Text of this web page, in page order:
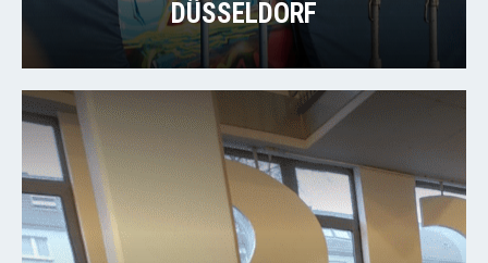
DÜSSELDORF